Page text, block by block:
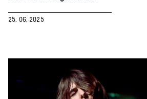
25. 06. 2025